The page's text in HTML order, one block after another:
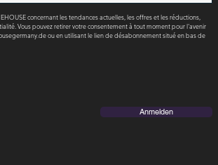
concernant les tendances actuelles, les offres et les réductions,
Vous pouvez retirer votre consentement à tout moment pour l'avenir
ou en utilisant le lien de désabonnement situé en bas de
Anmelden